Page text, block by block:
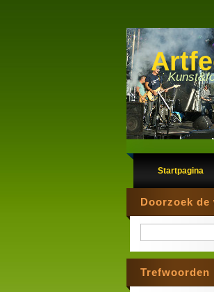
Startpagina
Doorzoek de
Trefwoorden